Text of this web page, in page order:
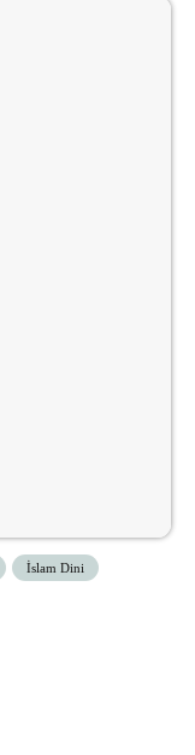
İslam Dini